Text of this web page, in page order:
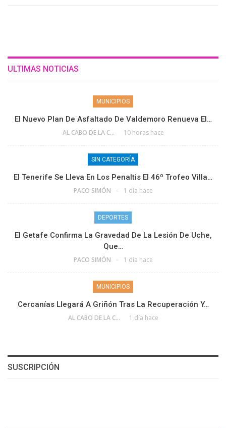
ULTIMAS NOTICIAS
MUNICIPIOS
El Nuevo Plan De Asfaltado De Valdemoro Renueva El…
AL CABO DE LA CALLE 10 horas hace
SIN CATEGORÍA
El Tenerife Se Lleva En Los Penaltis El 46º Trofeo Villa…
PACO SIMÓN 1 día hace
DEPORTES
El Getafe Confirma La Gravedad De La Lesión De Uche,
Que…
PACO SIMÓN 1 día hace
MUNICIPIOS
Cercanías Llegará A Griñón Tras La Recuperación Y…
AL CABO DE LA CALLE 1 día hace
SUSCRIPCIÓN